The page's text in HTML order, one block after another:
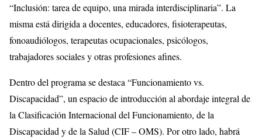
“Inclusión: tarea de equipo, una mirada interdisciplinaria”. La
misma está dirigida a docentes, educadores, fisioterapeutas,
fonoaudiólogos, terapeutas ocupacionales, psicólogos,
trabajadores sociales y otras profesiones afines.
Dentro del programa se destaca “Funcionamiento vs.
Discapacidad”, un espacio de introducción al abordaje integral de
la Clasificación Internacional del Funcionamiento, de la
Discapacidad y de la Salud (CIF – OMS). Por otro lado, habrá